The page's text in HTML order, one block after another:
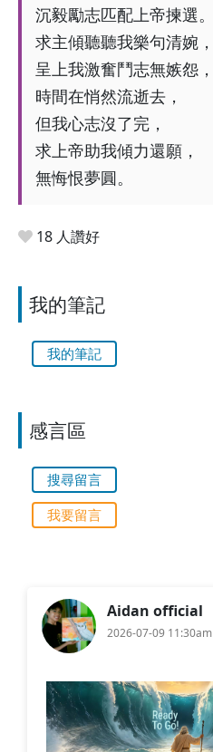
沉毅勵志匹配上帝揀選。
求主傾聽聽我樂句清婉，
呈上我激奮鬥志無嫉怨，
時間在悄然流逝去，
但我心志沒了完，
求上帝助我傾力還願，
無悔恨夢圓。
18 人讚好
我的筆記
我的筆記
感言區
搜尋留言
我要留言
Aidan official
2026-07-09 11:30am